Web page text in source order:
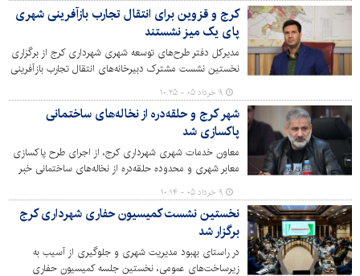
کرج و قزوین برای انتقال تجارب بازآفرینی شهری
پای یک میز نشستند
مدیرکل دفتر طرح‌های توسعه شهری شهرداری کرج از برگزاری
نخستین نشست مشترک دبیرخانه‌های انتقال تجارب بازآفرینی
تجربه میان شهرها یکی از مهم‌ترین راهکارهای کاهش
هزینه‌های اجرایی، شناسایی چالش‌ها و جلوگیری از تکرار
خطاهای گذشته در پروژه‌های بازآفرینی شهری است.
۹ خرداد ۰۵ - ۱۰:۲۵
شهر کرج و حلقه‌دره از نخاله‌های ساختمانی
پاکسازی شد
معاون خدمات شهری شهرداری کرج، از اجرای طرح پاکسازی
معابر شهری و محدوده حلقه‌دره از نخاله‌های ساختمانی خبر
داد و گفت: این اقدام با هدف کاهش آلودگی و ارتقای کیفیت
محیط شهری انجام شده است.
۹ خرداد ۰۵ - ۱۰:۱۴
نخستین نشست کمیسیون حفاری شهرداری کرج
برگزار شد
در راستای بهبود مدیریت شهری و جلوگیری از آسیب به
زیرساخت‌های عمومی، نخستین جلسه کمیسیون حفاری